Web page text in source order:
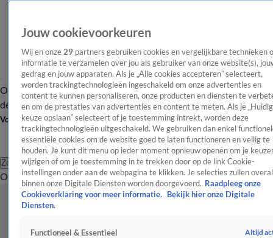
OverzichtAfleveringen Entertainment TV Algemeen
Tip
de redactieNieuwsbrief
Volg Shownieuws
Zoeken
OverzichtEntertainmentSpraakmakendRealityCrimeVideo's
Jouw cookievoorkeuren
Wij en onze 29 partners gebruiken cookies en vergelijkbare technieken
informatie te verzamelen over jou als gebruiker van onze website(s),
gedrag en jouw apparaten. Als je „Alle cookies accepteren” selecteert,
worden trackingtechnologieën ingeschakeld om onze advertenties en
content te kunnen personaliseren, onze producten en diensten te
en om de prestaties van advertenties en content te meten. Als je
keuze opslaan” selecteert of je toestemming intrekt, worden deze
trackingtechnologieën uitgeschakeld. We gebruiken dan enkel
essentiële cookies om de website goed te laten functioneren en veilig te
houden. Je kunt dit menu op ieder moment opnieuw openen om je
wijzigen of om je toestemming in te trekken door op de link Cookie-
instellingen onder aan de webpagina te klikken. Je selecties zullen overal
binnen onze Digitale Diensten worden doorgevoerd. Raadpleeg onze
Cookieverklaring voor meer informatie.
Bekijk hier onze Digitale
Diensten.
Functioneel & Essentieel Altijd